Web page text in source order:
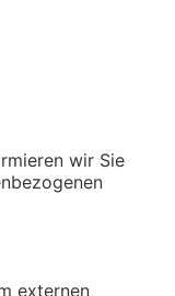
wir Sie
externen